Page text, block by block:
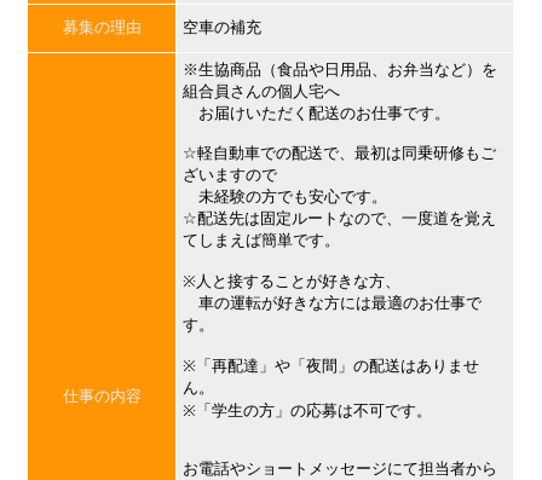
募集の理由 空車の補充
仕事の内容
※生協商品（食品や日用品、お弁当など）を
組合員さんの個人宅へ
お届けいただく配送のお仕事です。
☆軽自動車での配送で、最初は同乗研修もご
ざいますので
未経験の方でも安心です。
☆配送先は固定ルートなので、一度道を覚え
てしまえば簡単です。
※人と接することが好きな方、
車の運転が好きな方には最適のお仕事で
す。
※「再配達」や「夜間」の配送はありませ
ん。
※「学生の方」の応募は不可です。
お電話やショートメッセージにて担当者から